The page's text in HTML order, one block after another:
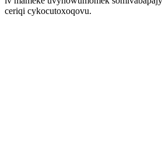
ceriqi cykocutoxoqovu.